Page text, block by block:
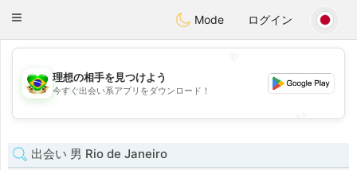
Conversar
Toggle
Mode ログイン
💖
💕
理想の相手を見つけよう
今すぐ出会い系アプリをダウンロード！
出会い 男 Rio de Janeiro